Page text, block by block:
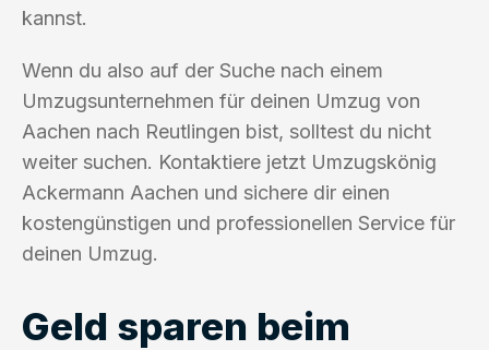
kannst.
Wenn du also auf der Suche nach einem
Umzugsunternehmen für deinen Umzug von
Aachen nach Reutlingen bist, solltest du nicht
weiter suchen. Kontaktiere jetzt Umzugskönig
Ackermann Aachen und sichere dir einen
kostengünstigen und professionellen Service für
deinen Umzug.
Geld sparen beim